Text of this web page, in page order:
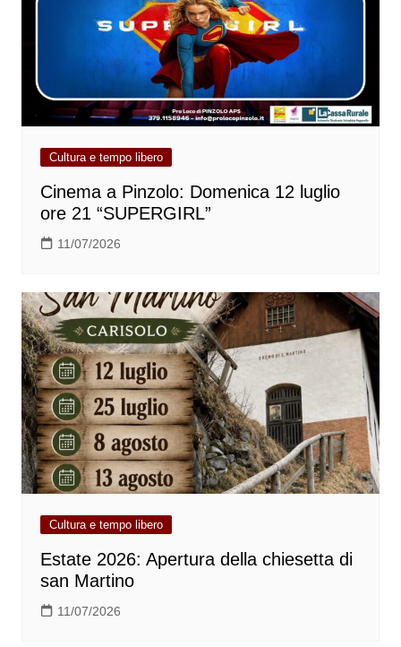
Cultura e tempo libero
Cinema a Pinzolo: Domenica 12 luglio
ore 21 “SUPERGIRL”
11/07/2026
Cultura e tempo libero
Estate 2026: Apertura della chiesetta di
san Martino
11/07/2026